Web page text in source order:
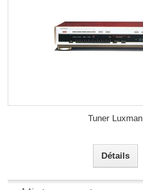
Tuner Luxman
Détails